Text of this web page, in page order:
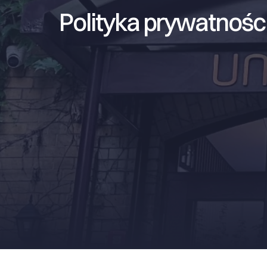
Polityka